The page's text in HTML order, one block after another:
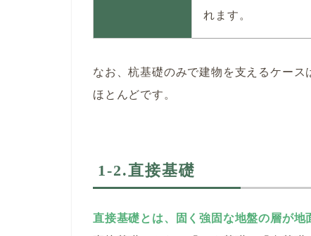
れます。
なお、杭基礎のみで建物を支えるケー
ほとんどです。
1-2.直接基礎
直接基礎とは、固く強固な地盤の層が地